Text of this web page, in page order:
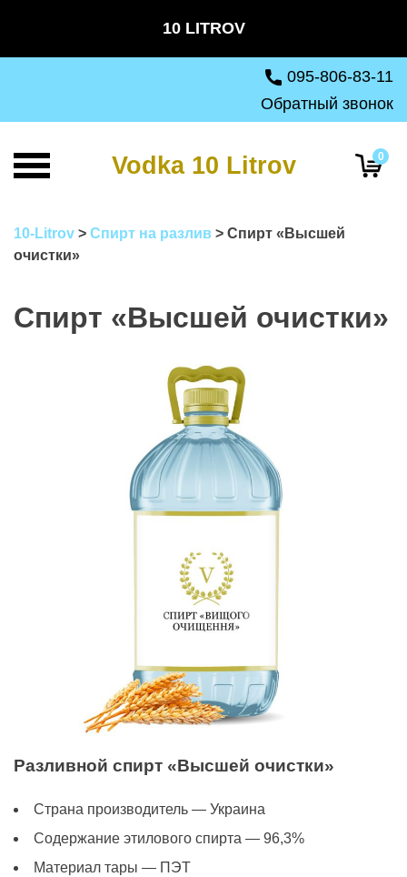
10 LITROV
095-806-83-11
Обратный звонок
Vodka 10 Litrov 0
10-Litrov > Спирт на разлив > Спирт «Высшей
очистки»
Спирт «Высшей очистки»
Разливной спирт «Высшей очистки»
Страна производитель — Украина
Содержание этилового спирта — 96,3%
Материал тары — ПЭТ